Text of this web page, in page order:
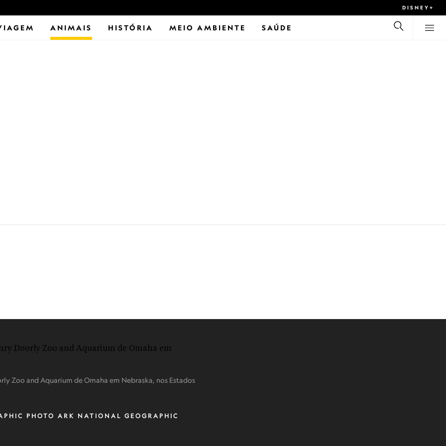
DISNEY+
ANIMAIS HISTÓRIA MEIO AMBIENTE SAÚDE
Zoo and Aquarium de Omaha em Nebraska, nos Estados
PHOTO ARK NATIONAL GEOGRAPHIC